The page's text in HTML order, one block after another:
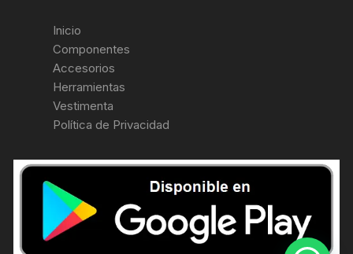
Inicio
Componentes
Accesorios
Herramientas
Vestimenta
Política de Privacidad